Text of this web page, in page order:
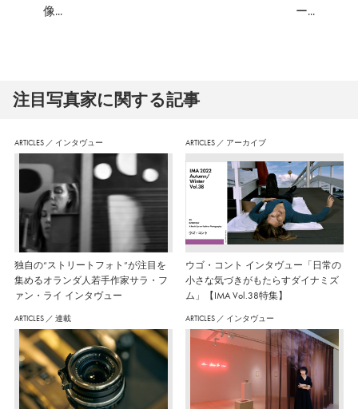
像...
ー...
注⽬写真家に関する記事
ARTICLES ／ インタヴュー
独自の“ストリートフォト”が注目を
集めるオランダ人若手作家サラ・フ
ァン・ライ インタヴュー
ARTICLES ／ アーカイブ
ウゴ・コント インタヴュー「日常の
小さな気づきがもたらすダイナミズ
ム」【IMA Vol.38特集】
ARTICLES ／ 連載 ARTICLES ／ インタヴュー